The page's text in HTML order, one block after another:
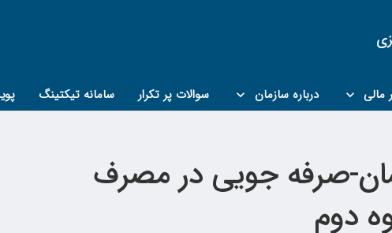
مالی درباره سازمان سوالات پر تکرار سامانه تیکتینگ
ملی ساختمان-صرفه جویی در مصرف